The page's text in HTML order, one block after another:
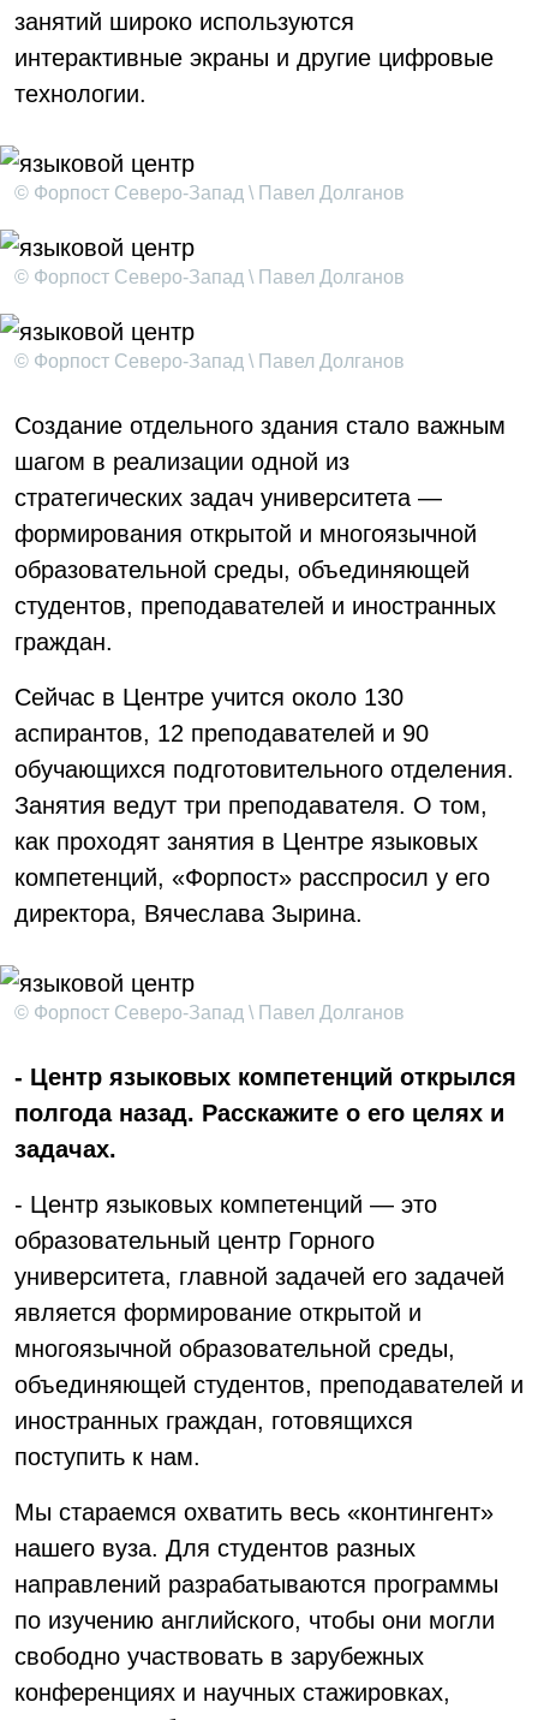
занятий широко используются
интерактивные экраны и другие цифровые
технологии.
© Форпост Северо-Запад \ Павел Долганов
© Форпост Северо-Запад \ Павел Долганов
© Форпост Северо-Запад \ Павел Долганов
Создание отдельного здания стало важным
шагом в реализации одной из
стратегических задач университета —
формирования открытой и многоязычной
образовательной среды, объединяющей
студентов, преподавателей и иностранных
граждан.
Сейчас в Центре учится около 130
аспирантов, 12 преподавателей и 90
обучающихся подготовительного отделения.
Занятия ведут три преподавателя. О том,
как проходят занятия в Центре языковых
компетенций, «Форпост» расспросил у его
директора, Вячеслава Зырина.
© Форпост Северо-Запад \ Павел Долганов
- Центр языковых компетенций открылся
полгода назад. Расскажите о его целях и
задачах.
- Центр языковых компетенций — это
образовательный центр Горного
университета, главной задачей его задачей
является формирование открытой и
многоязычной образовательной среды,
объединяющей студентов, преподавателей и
иностранных граждан, готовящихся
поступить к нам.
Мы стараемся охватить весь «контингент»
нашего вуза. Для студентов разных
направлений разрабатываются программы
по изучению английского, чтобы они могли
свободно участвовать в зарубежных
конференциях и научных стажировках,